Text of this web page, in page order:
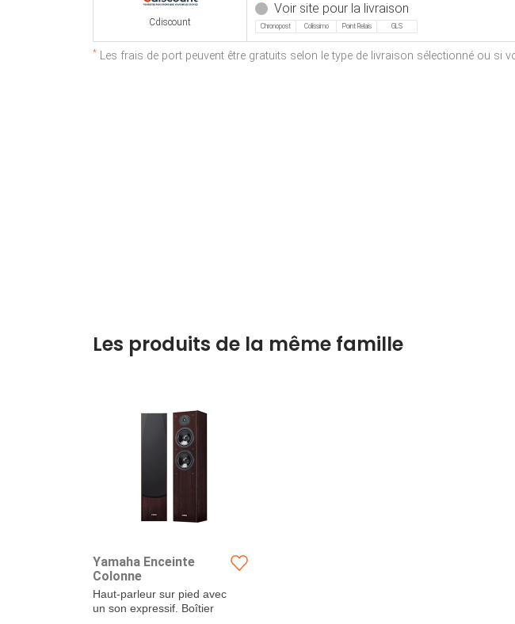
Cdiscount
Voir site pour la livraison
Chronopost Colissimo Point Relais GLS
* Les frais de port peuvent être gratuits selon le type de livraison sélectionné ou si
Les produits de la même famille
Yamaha Enceinte
Colonne
Haut-parleur sur pied avec
un son expressif. Boîtier